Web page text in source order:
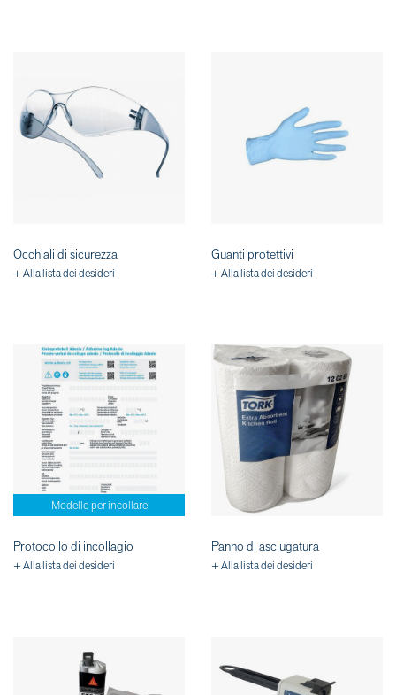
Occhiali di sicurezza
+ Alla lista dei desideri
Guanti protettivi
+ Alla lista dei desideri
Modello per incollare
Protocollo di incollagio
+ Alla lista dei desideri
Panno di asciugatura
+ Alla lista dei desideri